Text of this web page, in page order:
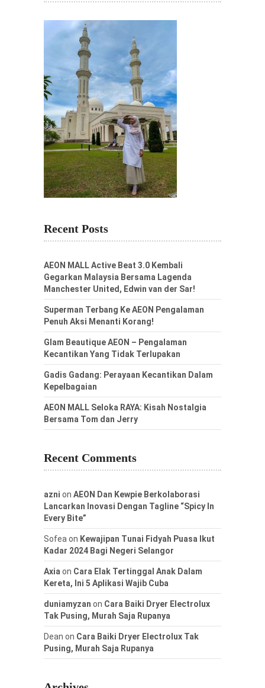
Recent Posts
AEON MALL Active Beat 3.0 Kembali
Gegarkan Malaysia Bersama Lagenda
Manchester United, Edwin van der Sar!
Superman Terbang Ke AEON Pengalaman
Penuh Aksi Menanti Korang!
Glam Beautique AEON – Pengalaman
Kecantikan Yang Tidak Terlupakan
Gadis Gadang: Perayaan Kecantikan Dalam
Kepelbagaian
AEON MALL Seloka RAYA: Kisah Nostalgia
Bersama Tom dan Jerry
Recent Comments
azni on AEON Dan Kewpie Berkolaborasi
Lancarkan Inovasi Dengan Tagline “Spicy In
Every Bite”
Sofea on Kewajipan Tunai Fidyah Puasa Ikut
Kadar 2024 Bagi Negeri Selangor
Axia on Cara Elak Tertinggal Anak Dalam
Kereta, Ini 5 Aplikasi Wajib Cuba
duniamyzan on Cara Baiki Dryer Electrolux
Tak Pusing, Murah Saja Rupanya
Dean on Cara Baiki Dryer Electrolux Tak
Pusing, Murah Saja Rupanya